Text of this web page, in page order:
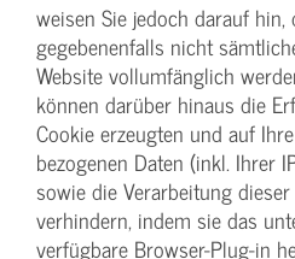
weisen Sie jedoch darauf
gegebenenfalls nicht
Website vollumfänglich
können darüber hinaus die
Cookie erzeugten und auf
bezogenen Daten (inkl. Ihrer
sowie die Verarbeitung
verhindern, indem sie das
verfügbare Browser-Plug-in